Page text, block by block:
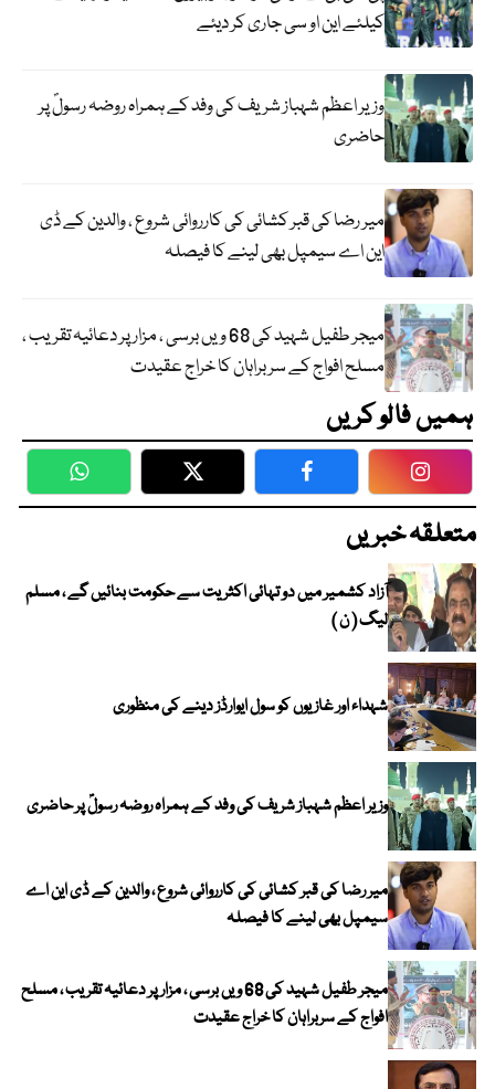
کیلئے این او سی جاری کر دیئے
وزیر اعظم شہباز شریف کی وفد کے ہمراہ روضہ رسولؐ پر
حاضری
میر رضا کی قبر کشائی کی کارروائی شروع ، والدین کے ڈی
این اے سیمپل بھی لینے کا فیصلہ
میجر طفیل شہید کی 68 ویں برسی ، مزار پر دعائیہ تقریب ،
مسلح افواج کے سربراہان کا خراج عقیدت
ہمیں فالو کریں
WhatsApp Twitter Facebook
متعلقہ خبریں
آزاد کشمیر میں دو تہائی اکثریت سے حکومت بنائیں گے ، مسلم
لیگ ( ن )
شہداء اور غازیوں کو سول ایوارڈز دینے کی منظوری
وزیر اعظم شہباز شریف کی وفد کے ہمراہ روضہ رسولؐ پر حاضری
میر رضا کی قبر کشائی کی کارروائی شروع ، والدین کے ڈی این اے
سیمپل بھی لینے کا فیصلہ
میجر طفیل شہید کی 68 ویں برسی ، مزار پر دعائیہ تقریب ، مسلح
افواج کے سربراہان کا خراج عقیدت